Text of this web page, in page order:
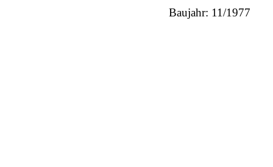
Baujahr: 11/1977